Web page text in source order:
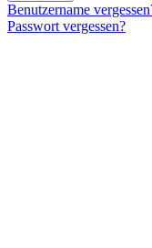
Benutzername
Passwort vergessen?